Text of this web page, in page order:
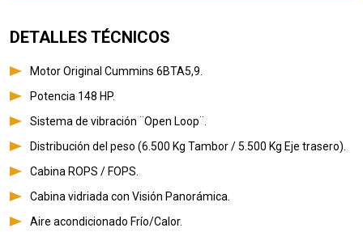
DETALLES TÉCNICOS
Motor Original Cummins 6BTA5,9.
Potencia 148 HP.
Sistema de vibración ¨Open Loop¨.
Distribución del peso (6.500 Kg Tambor / 5.500 Kg Eje trasero).
Cabina ROPS / FOPS.
Cabina vidriada con Visión Panorámica.
Aire acondicionado Frío/Calor.